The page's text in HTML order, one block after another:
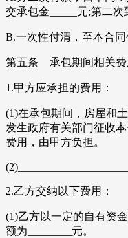
交承包金_____元;第二次
B.一次性付清，至本合同
第五条 承包期间相关费
1.甲方应承担的费用：
(1)在承包期间，房屋和
发生政府有关部门征收
费用，由甲方负担。
2.乙方交纳以下费用：
(1)乙方以一定的自有资
额为________元。